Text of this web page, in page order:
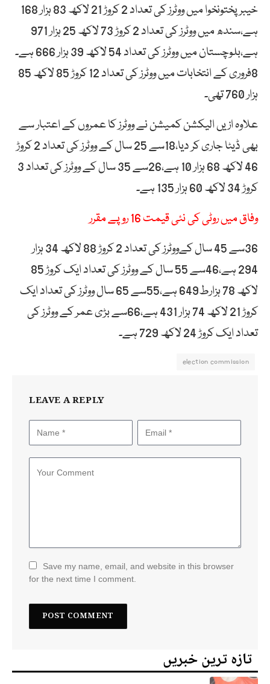
خیبر پختونخوا میں ووٹرز کی تعداد 2 کروڑ 21 لاکھ 83 ہزار 168
ہے،سندھ میں ووٹرز کی تعداد 2 کروڑ 73 لاکھ 25 ہزار 971
ہے،بلوچستان میں ووٹرز کی تعداد 54 لاکھ 39 ہزار 666 ہے۔
8فروری کے انتخابات میں ووٹرز کی تعداد 12 کروڑ 85 لاکھ 85
ہزار 760 تھی۔
علاوہ ازیں الیکشن کمیشن نے ووٹرز کا عمروں کے اعتبار سے
بھی ڈیٹا جاری کر دیا،18سے 25 سال کے ووٹرز کی تعداد 2 کروڑ
46 لاکھ 68 ہزار 10 ہے،26سے 35 سال کے ووٹرز کی تعداد 3
کروڑ 34 لاکھ 60 ہزار 135 ہے۔
وفاق میں روٹی کی نئی قیمت 16 روپے مقرر
36سے 45 سال کےووٹرز کی تعداد 2 کروڑ 88 لاکھ 34 ہزار
294 ہے،46سے 55 سال کے ووٹرز کی تعداد ایک کروڑ 85
لاکھ 78 ہزارط649 ہے،55سے 65 سال ووٹرز کی تعداد ایک
کروڑ 21 لاکھ 74 ہزار 431 ہے،66سے بڑی عمر کے ووٹرز کی
تعداد ایک کروڑ 24 لاکھ 729 ہے۔
election commission
LEAVE A REPLY
Save my name, email, and website in this browser
for the next time I comment.
تازہ ترین خبریں